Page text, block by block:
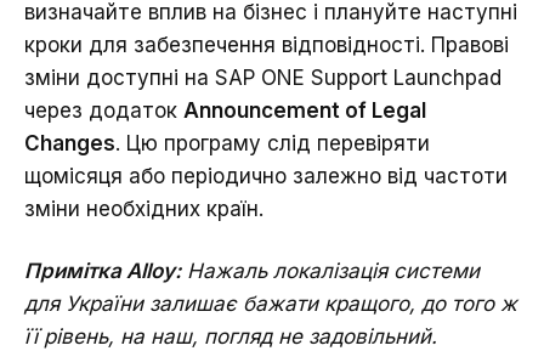
визначайте вплив на бізнес і плануйте наступні
кроки для забезпечення відповідності. Правові
зміни доступні на SAP ONE Support Launchpad
через додаток Announcement of Legal
Changes. Цю програму слід перевіряти
щомісяця або періодично залежно від частоти
зміни необхідних країн.
Примітка Alloy: Нажаль локалізація системи
для України залишає бажати кращого, до того ж
її рівень, на наш, погляд не задовільний.